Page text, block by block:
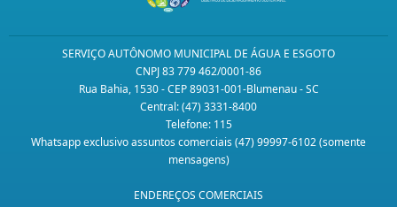
SERVIÇO AUTÔNOMO MUNICIPAL DE ÁGUA E ESGOTO
CNPJ 83 779 462/0001-86
Rua Bahia, 1530 - CEP 89031-001-Blumenau - SC
Central: (47) 3331-8400
Telefone: 115
Whatsapp exclusivo assuntos comerciais (47) 99997-6102 (somente
mensagens)
ENDEREÇOS COMERCIAIS